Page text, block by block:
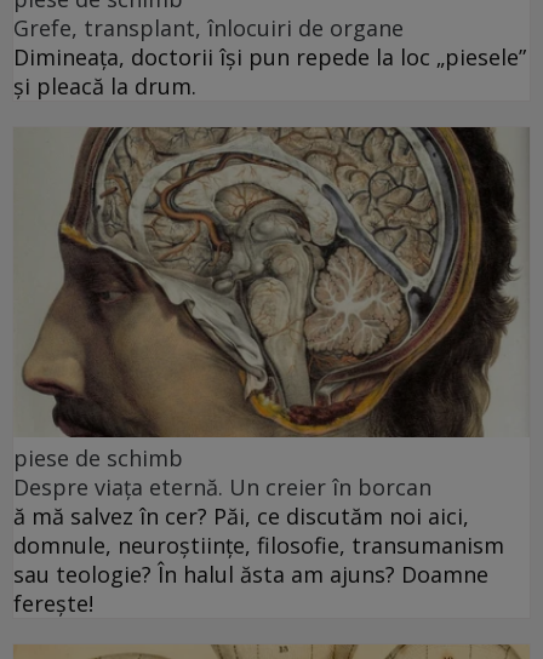
Grefe, transplant, înlocuiri de organe
Dimineața, doctorii își pun repede la loc „piesele”
și pleacă la drum.
piese de schimb
Despre viața eternă. Un creier în borcan
ă mă salvez în cer? Păi, ce discutăm noi aici,
domnule, neuroștiințe, filosofie, transumanism
sau teologie? În halul ăsta am ajuns? Doamne
ferește!